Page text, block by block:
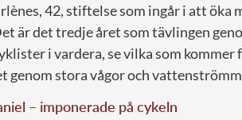
42, stiftelse som ingår i att öka
är det tredje året som tävlingen
i vardera, se vilka som
genom stora vågor och
– imponerade på cykeln